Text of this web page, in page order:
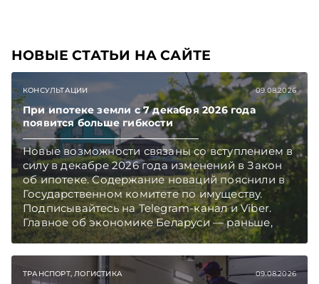
НОВЫЕ СТАТЬИ НА САЙТЕ
КОНСУЛЬТАЦИИ 09.08.2026
При ипотеке земли с 7 декабря 2026 года
появится больше гибкости
Новые возможности связаны со вступлением в
силу в декабре 2026 года изменений в Закон
об ипотеке. Содержание новаций пояснили в
Государственном комитете по имуществу.
Подписывайтесь на Telegram‑канал и Viber.
Главное об экономике Беларуси — раньше,
чем в новостях TelegramViber
ТРАНСПОРТ, ЛОГИСТИКА 09.08.2026